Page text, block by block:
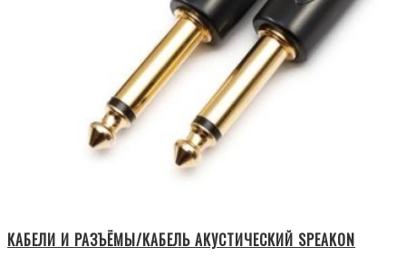
КАБЕЛИ И РАЗЪЁМЫ/КАБЕЛЬ АКУСТИЧЕСКИЙ SPEAKON